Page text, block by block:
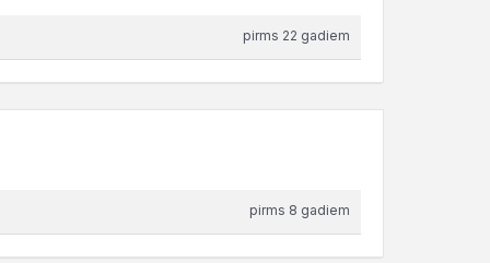
pirms 22 gadiem
pirms 8 gadiem